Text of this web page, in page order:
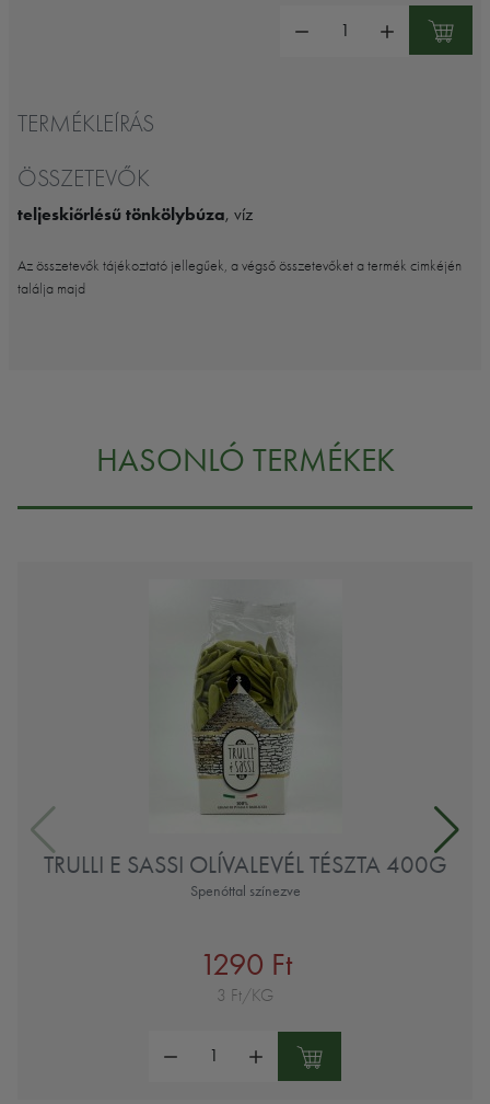
TERMÉKLEÍRÁS
ÖSSZETEVŐK
teljeskiőrlésű tönkölybúza, víz
Az összetevők tájékoztató jellegűek, a végső összetevőket a termék cimkéjén
találja majd
HASONLÓ TERMÉKEK
TRULLI E SASSI OLÍVALEVÉL TÉSZTA 400G
Spenóttal színezve
1290 Ft
3 Ft/KG